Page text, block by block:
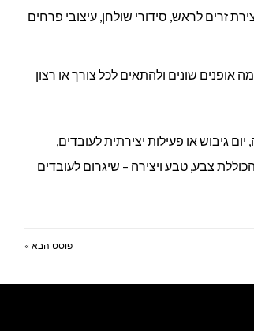
זרים לראש, סידורי שולחן, עיצובי פרחים
שונים ולהתאים לכל צורך או רצון
גיבוש או פעילות יצירתית לעובדים,
צבע, טבע ויצירה – שיגרום לעובדים
פוסט הבא »